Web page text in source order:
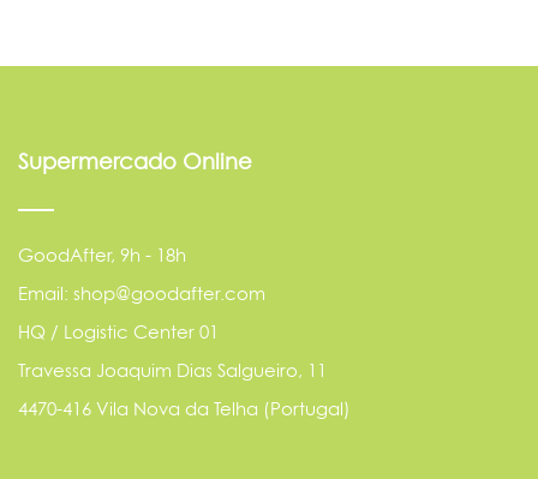
Supermercado Online
GoodAfter, 9h - 18h
Email: shop@goodafter.com
HQ / Logistic Center 01
Travessa Joaquim Dias Salgueiro, 11
4470-416 Vila Nova da Telha (Portugal)